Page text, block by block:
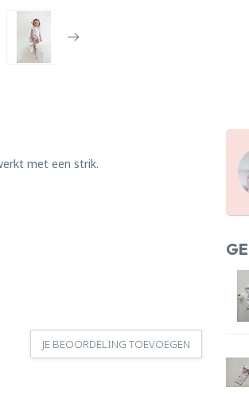
met een strik.
JE BEOORDELING TOEVOEGEN